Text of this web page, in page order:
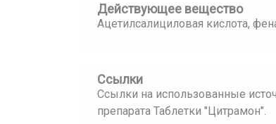
Действующее вещество
Ацетилсалициловая кислота,
Ссылки
Ссылки на использованные
препарата Таблетки "Цитрамон".